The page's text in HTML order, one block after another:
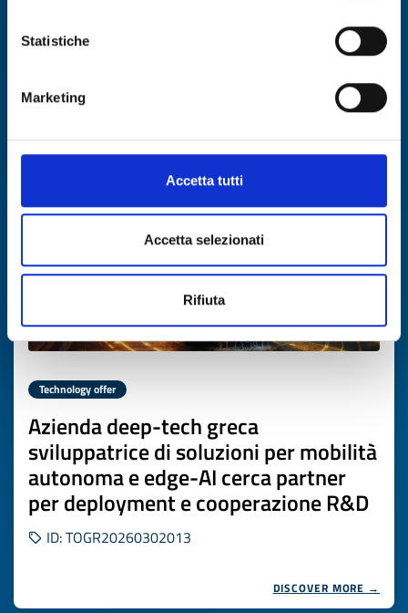
Statistiche
Marketing
Accetta tutti
Accetta selezionati
Rifiuta
ID: TOFR20250818014
DISCOVER MORE →
Expires on12 marzo 2027
Technology offer
Azienda deep-tech greca
sviluppatrice di soluzioni per mobilità
autonoma e edge-AI cerca partner
per deployment e cooperazione R&D
ID: TOGR20260302013
DISCOVER MORE →